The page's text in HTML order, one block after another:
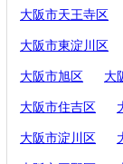
大阪市天王寺区
大阪市東淀川区
大阪市旭区 大
大阪市住吉区
大阪市淀川区